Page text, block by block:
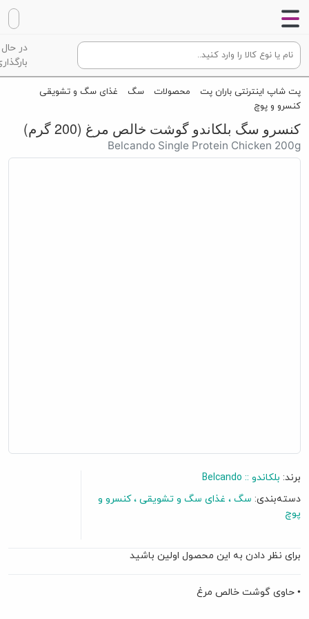
در حال
پت شاپ اینترنتی باران پت محصولات سگ
غذای سگ و تشویقی
کنسرو و پوچ
کنسرو سگ بلکاندو گوشت خالص مرغ (200 گرم)
Belcando Single Protein Chicken 200g
برند: بلکاندو :: Belcando
دسته‌بندی: سگ غذای سگ و تشویقی
کنسرو و
پوچ
برای نظر دادن به این محصول اولین باشید
• حاوی گوشت خالص مرغ